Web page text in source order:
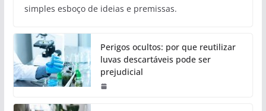
simples esboço de ideias e premissas.
Perigos ocultos: por que reutilizar
luvas descartáveis pode ser
prejudicial